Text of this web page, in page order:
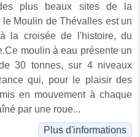
plus beaux sites de la
Moulin de Thévalles est un
la croisée de l'histoire, du
moulin à eau présente un
30 tonnes, sur 4 niveaux
qui, pour le plaisir des
en mouvement à chaque
par une roue...
Plus d'informations